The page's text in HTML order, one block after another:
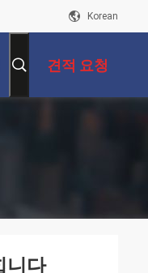
Korean
견적 요청
니다